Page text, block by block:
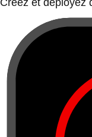
Créez et déployez